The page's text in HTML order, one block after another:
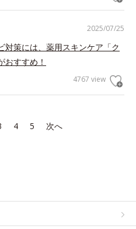
2025/07/25
対策には、薬用スキンケア「ク
おすすめ！
4767 view
4 5 次へ